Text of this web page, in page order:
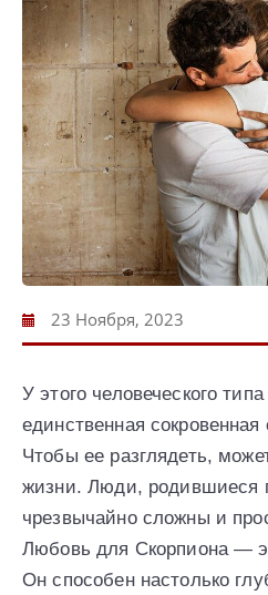
23 Ноября, 2023
У этого человеческого
единственная сокровенная
Чтобы ее разглядеть,
жизни. Люди, родившиеся
чрезвычайно сложны и
Любовь для Скорпиона —
Он способен настолько